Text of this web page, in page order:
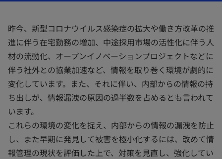
昨今、新型コロナウイルス感染症の拡大や働き方改革の推
進に伴う在宅勤務の増加、中途採用市場の活性化に伴う人
材の流動化、オープンイノベーションプロジェクトなどに
伴う社外との協業加速など、情報を取り巻く環境が劇的に
変化しています。また、それに伴い、内部からの情報の持
ち出しが、情報漏洩の原因の過半数を占めるとも言われて
います。
これらの環境の変化を捉え、内部からの情報の漏洩を防止
し、また早期に発見して被害を極小化するには、改めて情
報管理の現状を評価した上で、対策を見直し、強化してい